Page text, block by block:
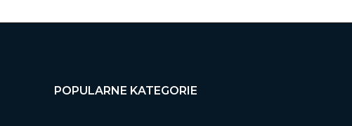
POPULARNE KATEGORIE